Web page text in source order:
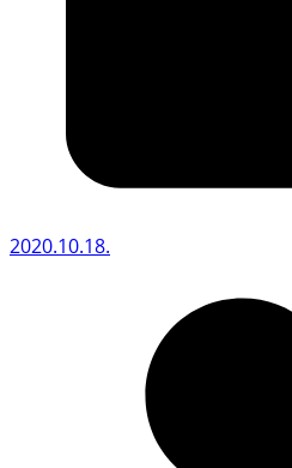
2020.10.18.